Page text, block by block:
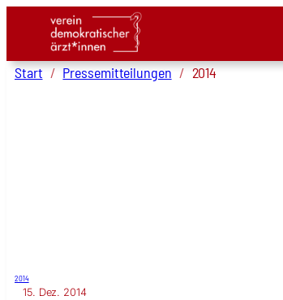
springen
Start Pressemitteilungen 2014
2014
15. Dez. 2014